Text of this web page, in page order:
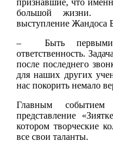
большой жизни.
выступление Жандоса
–  Быть первыми
ответственность.
после последнего
для наших других
нас покорить немало
Главным событием
представление
котором творческие
все свои таланты.